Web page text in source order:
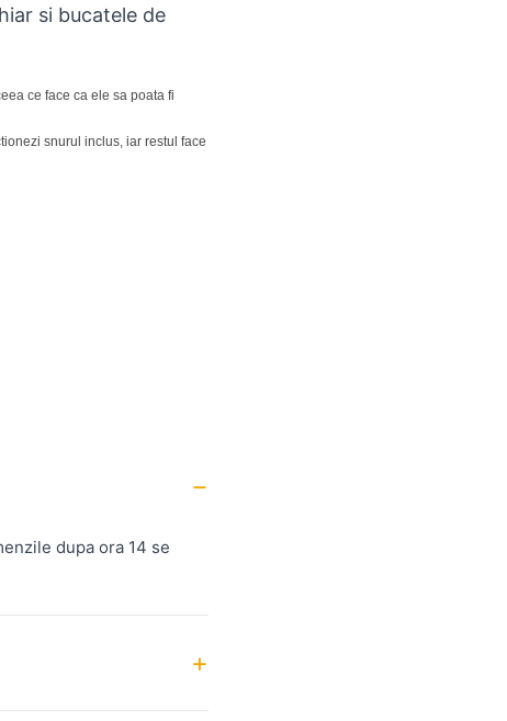
si bucatele de
ce face ca ele sa poata fi
snurul inclus, iar restul face
dupa ora 14 se